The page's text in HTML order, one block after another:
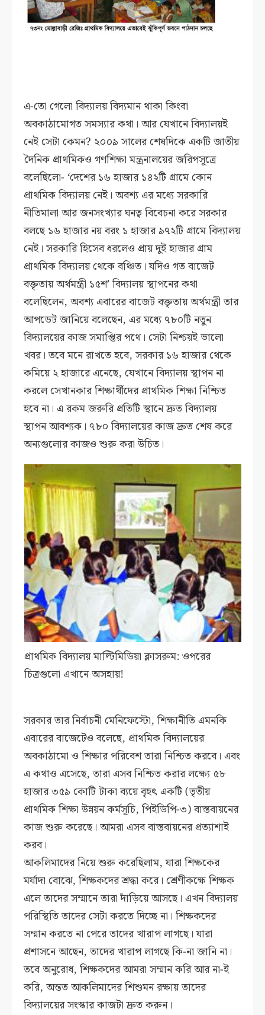
এ-তো গেলো বিদ্যালয় বিদ্যমান থাকা কিংবা
অবকাঠামোগত সমস্যার কথা। আর যেখানে বিদ্যালয়ই
নেই সেটা কেমন? ২০০৯ সালের শেষদিকে একটি জাতীয়
দৈনিক প্রাথমিকও গণশিক্ষা মন্ত্রনালয়ের জরিপসূত্রে
বলেছিলো- ‘দেশের ১৬ হাজার ১৪২টি গ্রামে কোন
প্রাথমিক বিদ্যালয় নেই। অবশ্য এর মধ্যে সরকারি
নীতিমালা আর জনসংখ্যার ঘনত্ব বিবেচনা করে সরকার
বলছে ১৬ হাজার নয় বরং ১ হাজার ৯৭২টি গ্রামে বিদ্যালয়
নেই। সরকারি হিসেব ধরলেও প্রায় দুই হাজার গ্রাম
প্রাথমিক বিদ্যালয় থেকে বঞ্চিত। যদিও গত বাজেট
বক্তৃতায় অর্থমন্ত্রী ১৫শ’ বিদ্যালয় স্থাপনের কথা
বলেছিলেন, অবশ্য এবারের বাজেট বক্তৃতায় অর্থমন্ত্রী তার
আপডেট জানিয়ে বলেছেন, এর মধ্যে ৭৮০টি নতুন
বিদ্যালয়ের কাজ সমাপ্তির পথে। সেটা নিশ্চয়ই ভালো
খবর। তবে মনে রাখতে হবে, সরকার ১৬ হাজার থেকে
কমিয়ে ২ হাজারে এনেছে, যেখানে বিদ্যালয় স্থাপন না
করলে সেখানকার শিক্ষার্থীদের প্রাথমিক শিক্ষা নিশ্চিত
হবে না। এ রকম জরুরি প্রতিটি স্থানে দ্রুত বিদ্যালয়
স্থাপন আবশ্যক। ৭৮০ বিদ্যালয়ের কাজ দ্রুত শেষ করে
অন্যগুলোর কাজও শুরু করা উচিত।
প্রাথমিক বিদ্যালয় মাল্টিমিডিয়া ক্লাসরুম: ওপরের
চিত্রগুলো এখানে অসহায়!
সরকার তার নির্বাচনী মেনিফেস্টো, শিক্ষানীতি এমনকি
এবারের বাজেটেও বলেছে, প্রাথমিক বিদ্যালয়ের
অবকাঠামো ও শিক্ষার পরিবেশ তারা নিশ্চিত করবে। এবং
এ কথাও এসেছে, তারা এসব নিশ্চিত করার লক্ষ্যে ৫৮
হাজার ৩৫৯ কোটি টাকা ব্যয়ে বৃহৎ একটি (তৃতীয়
প্রাথমিক শিক্ষা উন্নয়ন কর্মসূচি, পিইডিপি-৩) বাস্তবায়নের
কাজ শুরু করেছে। আমরা এসব বাস্তবায়নের প্রত্যাশাই
করব।
আকলিমাদের নিয়ে শুরু করেছিলাম, যারা শিক্ষকের
মর্যাদা বোঝে, শিক্ষকদের শ্রদ্ধা করে। শ্রেণীকক্ষে শিক্ষক
এলে তাদের সম্মানে তারা দাঁড়িয়ে আসছে। এখন বিদ্যালয়
পরিস্থিতি তাদের সেটা করতে দিচ্ছে না। শিক্ষকদের
সম্মান করতে না পেরে তাদের খারাপ লাগছে। যারা
প্রশাসনে আছেন, তাদের খারাপ লাগছে কি-না জানি না।
তবে অনুরোধ, শিক্ষকদের আমরা সম্মান করি আর না-ই
করি, অন্তত আকলিমাদের শিশুমন রক্ষায় তাদের
বিদ্যালয়ের সংস্কার কাজটা দ্রুত করুন।